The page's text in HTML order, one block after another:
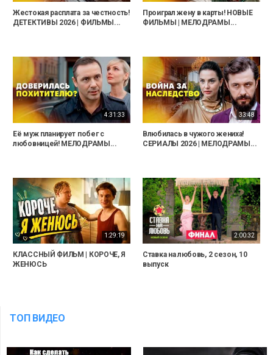
Жестокая расплата за честность!
ДЕТЕКТИВЫ 2026 | ФИЛЬМЫ...
Проиграл жену в карты! НОВЫЕ
ФИЛЬМЫ | МЕЛОДРАМЫ...
4:31:33
Её муж планирует побег с
любовницей! МЕЛОДРАМЫ...
33:48
Влюбилась в чужого жениха!
СЕРИАЛЫ 2026 | МЕЛОДРАМЫ...
1:29:19
КЛАССНЫЙ ФИЛЬМ | КОРОЧЕ, Я
ЖЕНЮСЬ
2:00:32
Ставка на любовь, 2 сезон, 10
выпуск
ТОП ВИДЕО